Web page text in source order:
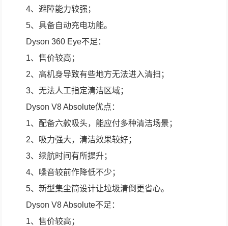
4、避障能力较强；
5、具备自动充电功能。
Dyson 360 Eye不足：
1、售价较高；
2、高机身导致有些地方无法进入清扫；
3、无法人工指定清洁区域；
Dyson V8 Absolute优点：
1、配备六款吸头，能应付多种清洁场景；
2、吸力强大，清洁效果较好；
3、续航时间有所提升；
4、噪音较前作降低不少；
5、新型集尘筒设计让垃圾清倒更省心。
Dyson V8 Absolute不足：
1、售价较高；